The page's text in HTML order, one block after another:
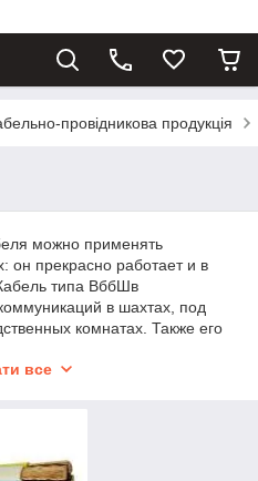
провідникова продукція
можно применять
он прекрасно работает и в
типа ВббШв
в шахтах, под
комнатах. Также его
на горизонтальных,
все